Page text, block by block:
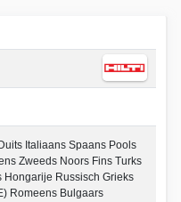
Italiaans Spaans Pools
Zweeds Noors Fins Turks
Hongarije Russisch Grieks
Romeens Bulgaars